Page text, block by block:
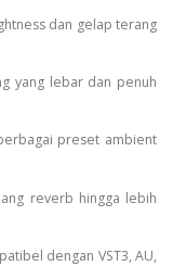
dan gelap terang
yang lebar dan penuh
preset ambient
reverb hingga lebih
dengan VST3, AU,